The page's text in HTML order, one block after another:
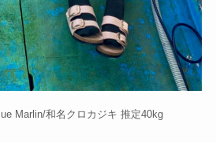
Marlin/和名クロカジキ 推定40kg